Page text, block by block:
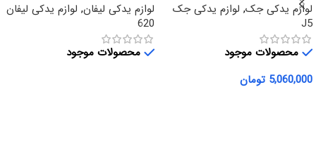
لوازم یدکی جک, لوازم یدکی جک
J5
محصولات موجود
5,060,000 تومان
لوازم یدکی لیفان, لوازم یدکی لیفان
620
محصولات موجود